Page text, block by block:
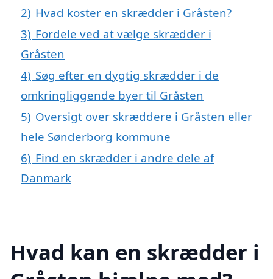
2) Hvad koster en skrædder i Gråsten?
3) Fordele ved at vælge skrædder i
Gråsten
4) Søg efter en dygtig skrædder i de
omkringliggende byer til Gråsten
5) Oversigt over skræddere i Gråsten eller
hele Sønderborg kommune
6) Find en skrædder i andre dele af
Danmark
Hvad kan en skrædder i